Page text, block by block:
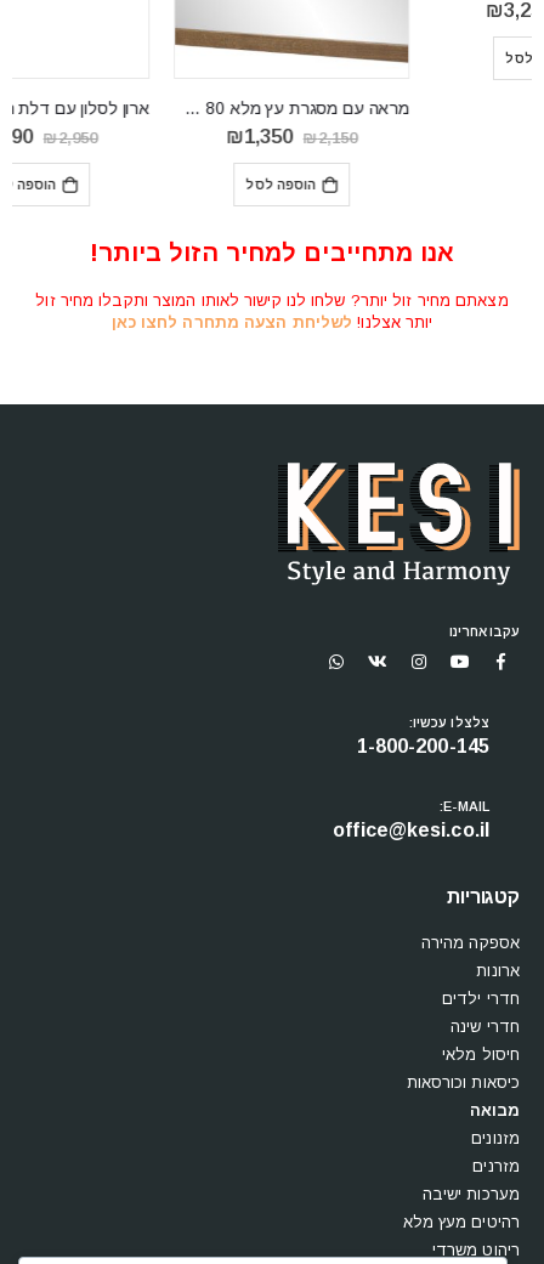
מראה עם מסגרת עץ מלא VELVET 80
המחיר
₪2,150.
₪1,350
המחיר
הוא:
₪1,350.
אנו מתחייבים למחיר הזול ביותר!
מצאתם מחיר זול יותר? שלחו לנו קישור לאותו המוצר ותקבלו מחיר זול
יותר אצלנו! לשליחת הצעה מתחרה לחצו כאן
עקבו אחרינו
צלצלו עכשיו:
1-800-200-145
E-MAIL:
office@kesi.co.il
קטגוריות
אספקה מהירה
ארונות
חדרי ילדים
חדרי שינה
חיסול מלאי
כיסאות וכורסאות
מבואה
מזנונים
מזרנים
מערכות ישיבה
רהיטים מעץ מלא
ריהוט משרדי